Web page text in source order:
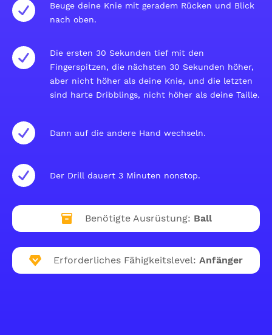
Beuge deine Knie mit geradem Rücken und Blick
nach oben.
Die ersten 30 Sekunden tief mit den
Fingerspitzen, die nächsten 30 Sekunden höher,
aber nicht höher als deine Knie, und die letzten
sind harte Dribblings, nicht höher als deine Taille.
Dann auf die andere Hand wechseln.
Der Drill dauert 3 Minuten nonstop.
Benötigte Ausrüstung: Ball
Erforderliches Fähigkeitslevel: Anfänger